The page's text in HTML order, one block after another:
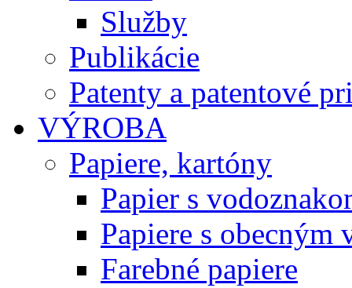
Služby
Publikácie
Patenty a patentové
VÝROBA
Papiere, kartóny
Papier s
Papiere s obecným
Farebné papiere